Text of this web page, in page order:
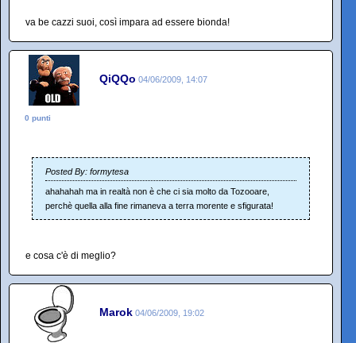
va be cazzi suoi, così impara ad essere bionda!
QiQQo 04/06/2009, 14:07
0 punti
Posted By: formytesa
ahahahah ma in realtà non è che ci sia molto da Tozooare,
perchè quella alla fine rimaneva a terra morente e sfigurata!
e cosa c'è di meglio?
Marok 04/06/2009, 19:02